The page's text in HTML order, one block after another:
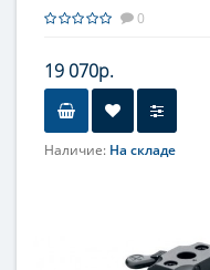
кронштейна, на Sako, из
0
19 070р.
Наличие: На складе